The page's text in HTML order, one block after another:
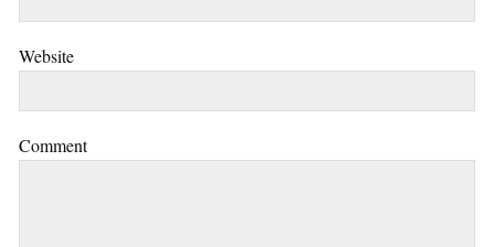
Website
Comment